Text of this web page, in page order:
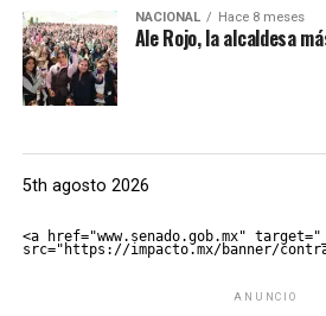
NACIONAL Hace 8 meses
Ale Rojo, la alcaldesa
5th agosto 2026
<a href="www.senado.gob.mx"
src="https://impacto.mx/banner/
ANUNCIO